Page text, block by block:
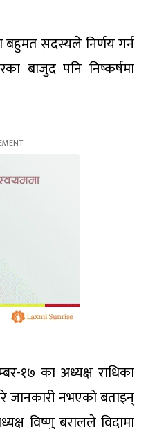
सदस्यले निर्णय गर्न
बाजुद पनि निष्कर्षमा
१७ का अध्यक्ष राधिका
जानकारी नभएको बताइन्
विष्णु बरालले विदामा